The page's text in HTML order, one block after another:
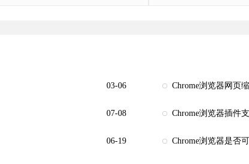
03-06 Chrome浏览器网页
07-08 Chrome浏览器插件
06-19 Chrome浏览器是否